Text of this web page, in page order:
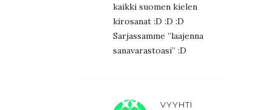
kaikki suomen kielen
kirosanat :D :D :D
Sarjassamme ”laajenna
sanavarastoasi” :D
VYYHTI